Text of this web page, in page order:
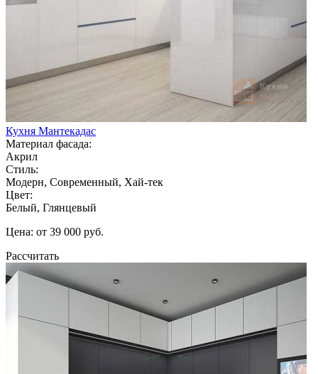
Кухня Мантекадас
Материал фасада:
Акрил
Стиль:
Модерн, Современный, Хай-тек
Цвет:
Белый, Глянцевый
Цена: от 39 000 руб.
Рассчитать